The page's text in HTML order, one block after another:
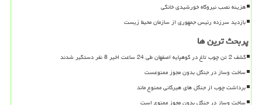
هزینه نصب نیروگاه خورشیدی خانگی
بازدید سرزده رئیس جمهوری از سازمان محیط زیست
پربحث ترین ها
کشف 2 تن چوب تاغ در کوهپایه اصفهان طی 24 ساعت اخیر 8 نفر دستگیر شدند
ساخت وساز در جنگل بدون مجوز ممنوعست
برداشت چوب از جنگل های هیرکانی ممنوع ماند
ساخت وساز در جنگل بدون مجوز ممنوع است